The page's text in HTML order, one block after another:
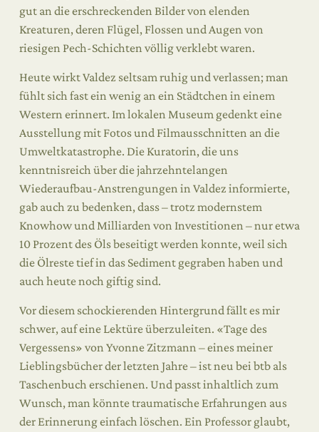
gut an die erschreckenden Bilder von elenden
Kreaturen, deren Flügel, Flossen und Augen von
riesigen Pech-Schichten völlig verklebt waren.
Heute wirkt Valdez seltsam ruhig und verlassen; man
fühlt sich fast ein wenig an ein Städtchen in einem
Western erinnert. Im lokalen Museum gedenkt eine
Ausstellung mit Fotos und Filmausschnitten an die
Umweltkatastrophe. Die Kuratorin, die uns
kenntnisreich über die jahrzehntelangen
Wiederaufbau-Anstrengungen in Valdez informierte,
gab auch zu bedenken, dass – trotz modernstem
Knowhow und Milliarden von Investitionen – nur etwa
10 Prozent des Öls beseitigt werden konnte, weil sich
die Ölreste tief in das Sediment gegraben haben und
auch heute noch giftig sind.
Vor diesem schockierenden Hintergrund fällt es mir
schwer, auf eine Lektüre überzuleiten. «Tage des
Vergessens» von Yvonne Zitzmann – eines meiner
Lieblingsbücher der letzten Jahre – ist neu bei btb als
Taschenbuch erschienen. Und passt inhaltlich zum
Wunsch, man könnte traumatische Erfahrungen aus
der Erinnerung einfach löschen. Ein Professor glaubt,